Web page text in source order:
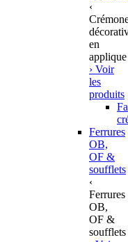
‹
en
applique
› Voir
les
produits
Ferrures
OB,
OF &
soufflets
‹
Ferrures
OB,
OF &
soufflets